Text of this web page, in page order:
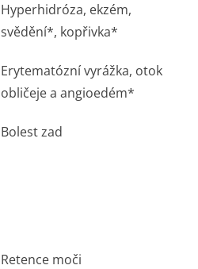
Hyperhidróza, ekzém,
svědění*, kopřivka*
Erytematózní vyrážka, otok
obličeje a angioedém*
Bolest zad
Retence moči